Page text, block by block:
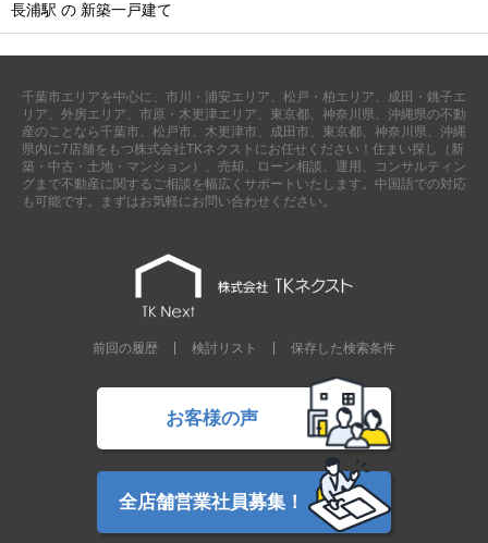
長浦駅 の 新築一戸建て
千葉市エリアを中心に、市川・浦安エリア、松戸・柏エリア、成田・銚子エ
リア、外房エリア、市原・木更津エリア、東京都、神奈川県、沖縄県の不動
産のことなら千葉市、松戸市、木更津市、成田市、東京都、神奈川県、沖縄
県内に7店舗をもつ株式会社TKネクストにお任せください！住まい探し（新
築・中古・土地・マンション）、売却、ローン相談、運用、コンサルティン
グまで不動産に関するご相談を幅広くサポートいたします。中国語での対応
も可能です。まずはお気軽にお問い合わせください。
前回の履歴 検討リスト 保存した検索条件
お客様の声
全店舗営業社員募集！